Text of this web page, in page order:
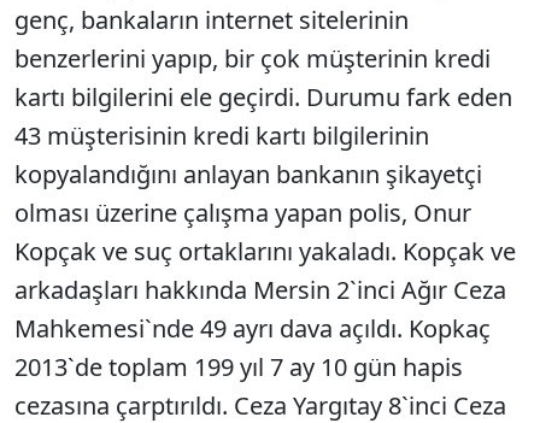
genç, bankaların internet sitelerinin
benzerlerini yapıp, bir çok müşterinin kredi
kartı bilgilerini ele geçirdi. Durumu fark eden
43 müşterisinin kredi kartı bilgilerinin
kopyalandığını anlayan bankanın şikayetçi
olması üzerine çalışma yapan polis, Onur
Kopçak ve suç ortaklarını yakaladı. Kopçak ve
arkadaşları hakkında Mersin 2`inci Ağır Ceza
Mahkemesi`nde 49 ayrı dava açıldı. Kopkaç
2013`de toplam 199 yıl 7 ay 10 gün hapis
cezasına çarptırıldı. Ceza Yargıtay 8`inci Ceza